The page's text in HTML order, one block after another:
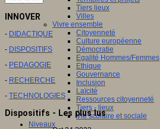
Tiers lieux
Villes
Vivre ensemble
Citoyenneté
Culture européenne
Démocratie
Egalité Hommes/Femmes
Ethique
Gouvernance
Inclusion
Laïcité
Ressources citoyenneté
Tiers - lieux
Vie scolaire et sociale
Niveaux
INNOVER
- DIDACTIQUE
- DISPOSITIFS
- PEDAGOGIE
- RECHERCHE
- TECHNOLOGIES
Dispositifs - Les plus lus